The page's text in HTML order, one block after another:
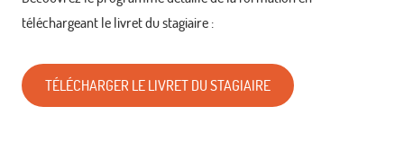
téléchargeant le livret du stagiaire :
TÉLÉCHARGER LE LIVRET DU STAGIAIRE